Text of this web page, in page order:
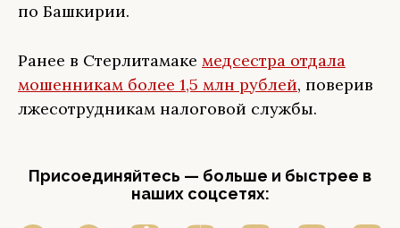
по Башкирии.
Ранее в Стерлитамаке медсестра отдала
мошенникам более 1,5 млн рублей, поверив
лжесотрудникам налоговой службы.
Присоединяйтесь — больше и быстрее в
наших соцсетях: